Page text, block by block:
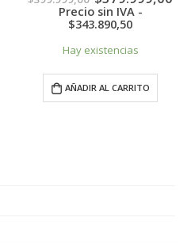
precio
original
era:
$399.999,00.
Precio sin IVA -
$343.890,50
Hay existencias
AÑADIR AL CARRITO